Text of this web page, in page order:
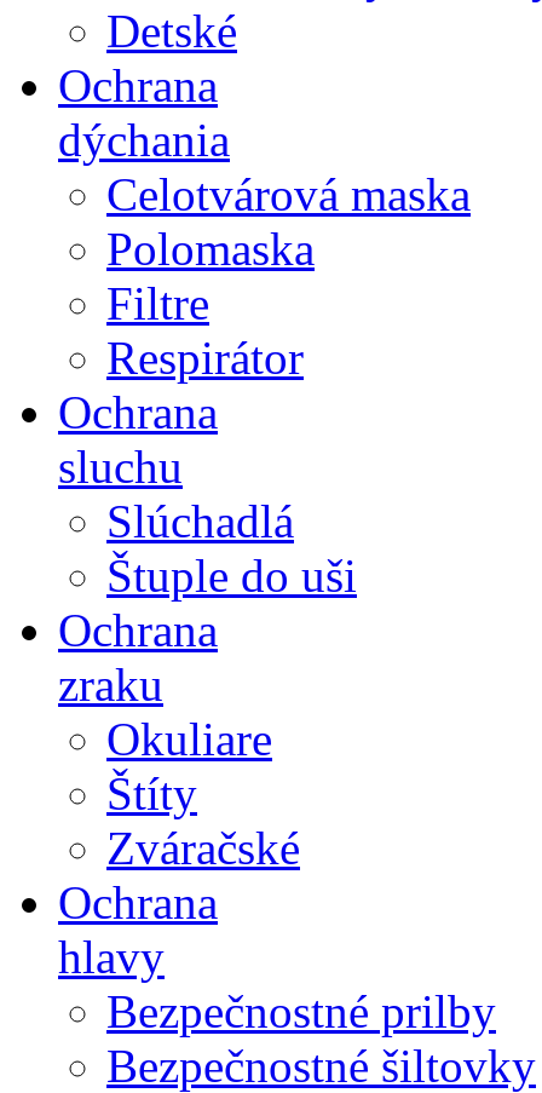
Detské
Ochrana
dýchania
Celotvárová maska
Polomaska
Filtre
Respirátor
Ochrana
sluchu
Slúchadlá
Štuple do uši
Ochrana
zraku
Okuliare
Štíty
Zváračské
Ochrana
hlavy
Bezpečnostné prilby
Bezpečnostné šiltovky